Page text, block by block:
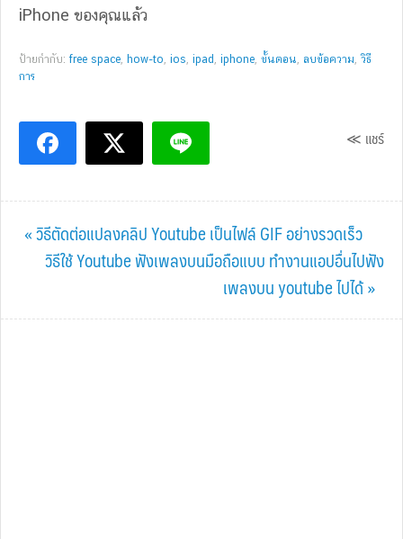
iPhone ของคุณแล้ว
ป้ายกำกับ:free space, how-to, ios, ipad , iphone, ขั้นตอน, ลบข้อความ,วิธี
การ
≪ แชร์
Previous
Post:
« วิธีตัดต่อแปลงคลิป Youtube เป็นไฟล์ GIF อย่างรวดเร็ว
Next
วิธีใช้ Youtube ฟังเพลงบนมือถือแบบ ทำงานแอปอื่นไปฟัง
เพลงบน youtube ไปได้ »